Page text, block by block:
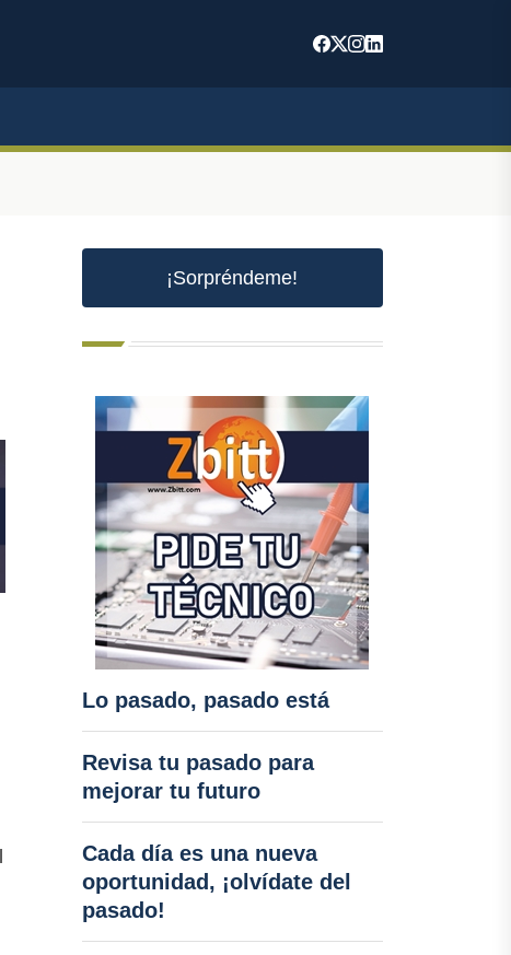
¡Sorpréndeme!
Lo pasado, pasado está
Revisa tu pasado para
mejorar tu futuro
Cada día es una nueva
oportunidad, ¡olvídate del
pasado!